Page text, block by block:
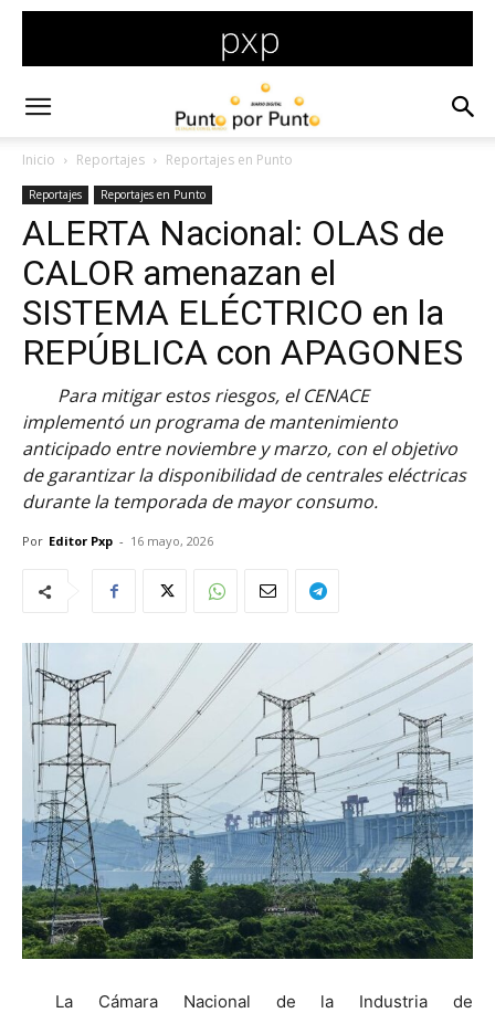
Inicio Reportajes Reportajes en Punto
Reportajes Reportajes en Punto
ALERTA Nacional: OLAS de
CALOR amenazan el
SISTEMA ELÉCTRICO en la
REPÚBLICA con APAGONES
Para mitigar estos riesgos, el CENACE
implementó un programa de mantenimiento
anticipado entre noviembre y marzo, con el objetivo
de garantizar la disponibilidad de centrales eléctricas
durante la temporada de mayor consumo.
Por Editor Pxp - 16 mayo, 2026
La Cámara Nacional de la Industria de